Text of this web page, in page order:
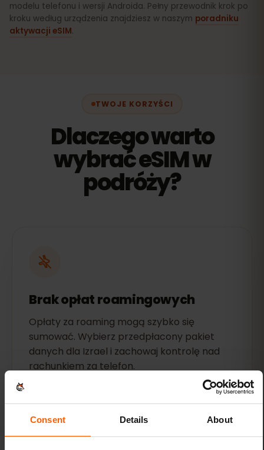
Consent Details About
modelu telefonu i wersji Androida. Pełny przewodnik krok po
kroku według urządzenia znajdziesz w naszym poradniku
aktywacji eSIM.
TWOJE KORZYŚCI
Dlaczego warto
wybrać eSIM w
podróży?
Brak opłat roamingowych
Opłaty za roaming mogą szybko się
sumować. Wybierz przedpłacony pakiet
danych dla Izrael i zachowaj kontrolę nad
rachunkiem za telefon.